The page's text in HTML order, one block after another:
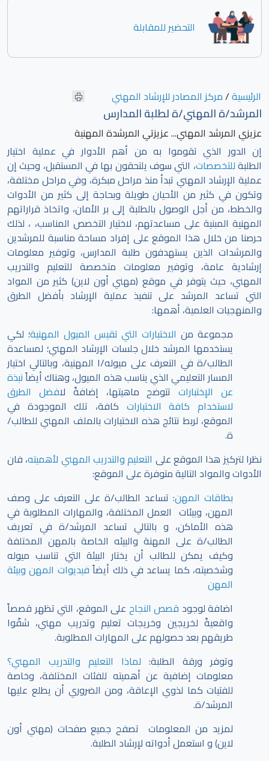
التحضير للمقابلة
الرئيسية/مركز المصادر للإرشاد المهني
المرشد/ة المهني/ة لطلبة المدارس
عزيزي المرشد المهني... عزيزتي المرشدة المهنية
إن الدور الذي تقوموا به من أهم الأدوار في عملية اختيار
الطلبةللتخصصات، التي سوف يلتحقون بها في المستقبل، وحيث إن
عملية الإرشاد المهني تبدأ منذ مراحل مبكرة، وفي مراحل مختلفة،
وتكون في كثير من الأحيان طويلة وبحاجة إلى كثير من الأدوات
والخطط، من أجل الوصول بالطلبة إلى بر الأمان، واتخاذ قراراتهم
المهنية المبنية على مساعدتهم، لاختيار التخصص المناسب، ، لذلك
حرصنا من خلال هذا الموقع على إفراد مساحة مناسبة للمرشدين
والمرشدات الذين يستهدفون طلبة المدارس، وتوفير معلومات
إرشادية عامة، وتوفير معلومات متخصصة للتعليم والتدريب
المهني، حيث يتوفر في موقع (مهني أون لاين) كثير من المواد
التي تساعد المرشد على تنفيذ عملية الإرشاد بأفضل الطرق
والمنهجيات العلمية، أهمها:
مجموعة من الاختبارات التي تقيس الميول المهنية؛ لكي
يستخدمها المرشد خلال جلسات الإرشاد المهني؛ لمساعدة
الطالب/ة في التعرف على ميوله/ا المهنية، وبالتالي اختيار
المسار التعليمي الذي يناسب هذه الميول، وهناك أيضاًنبذة
عن الإختباراتتتوضح ماهيتها، إضافةً لافضل الطرق
لاستخدام كافة الاختبارات كافة، تلك الموجودة في
الموقع، لربط نتائج هذه الاختبارات بالملف المهني للطالب/
ة.
نظرا لتركيز هذا الموقع على التعليم والتدريب المهني لأهميته، فان
الأدوات والمواد التالية متوفرة على الموقع:
بطاقات المهن: تساعد الطالب/ة على التعرف على وصف
المهن، وبيئات العمل المختلفة، والمهارات المطلوبة في
هذه الأماكن، و بالتالي تساعد المرشد/ة في تعريف
الطالب/ة على المهنة والبيئه الخاصة بالمهن المختلفة
وكيف يمكن للطالب أن يختار البيئة التي تناسب ميوله
وشخصيته، كما يساعد في ذلك أيضاً فيديوات المهن وبيئة
المهن
اضافة لوجود قصص النجاح على الموقع، التي تظهر قصصاً
واقعيةً لخريجين وخريجات تعليم وتدريب مهني، شقّوا
طريقهم بعد حصولهم على المهارات المطلوبة.
وتوفر ورقة الطلبة: لماذا التعليم والتدريب المهني؟
معلومات إضافية عن أهميته للفئات المختلفة، وخاصة
للفتيات كما لذوي الإعاقة، ومن الضروري أن يطلع عليها
المرشد/ة.
لمزيد من المعلومات تصفح جميع صفحات (مهني أون
لاين) و استعمل أدواته لإرشاد الطلبة.